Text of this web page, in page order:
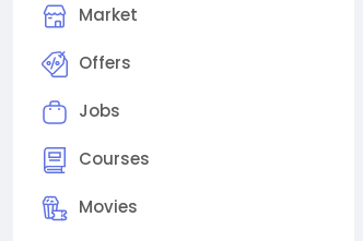
Market
Offers
Jobs
Courses
Movies